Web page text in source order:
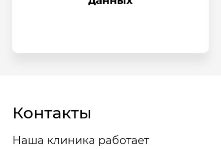
Контакты
Наша клиника работает